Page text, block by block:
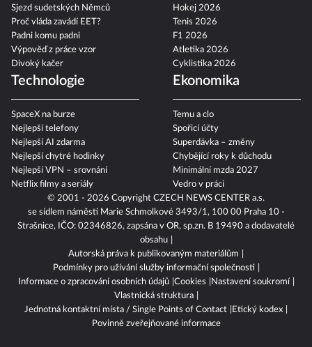
© 2001 - 2026 Copyright CZECH NEWS CENTER a.s.
se sídlem náměstí Marie Schmolkové 3493/1, 100 00 Praha 10 -
Strašnice, IČO: 02346826, zapsána v OR, sp.zn. B 19490 a dodavatelé
obsahu
Autorská práva k publikovaným materiálům
Podmínky pro užívání služby informační společnosti
Informace o zpracování osobních údajů Cookies
Nastavení soukromí
Vlastnická struktura
Jednotná kontaktní místa / Single Points of Contact
Etický kodex
Povinně zveřejňované informace
Sjezd sudetských Němců
Proč vláda zavádí EET?
Padni komu padni
Výpověď z práce vzor
Divoký kačer
Hokej 2026
Tenis 2026
F1 2026
Atletika 2026
Cyklistika 2026
Technologie
SpaceX na burze
Nejlepší telefony
Nejlepší AI zdarma
Nejlepší chytré hodinky
Nejlepší VPN – srovnání
Netflix filmy a seriály
Ekonomika
Temu a clo
Spořicí účty
Superdávka – změny
Chybějící roky k důchodu
Minimální mzda 2027
Vedro v práci